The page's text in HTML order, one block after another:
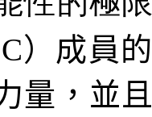
）成員
量，並